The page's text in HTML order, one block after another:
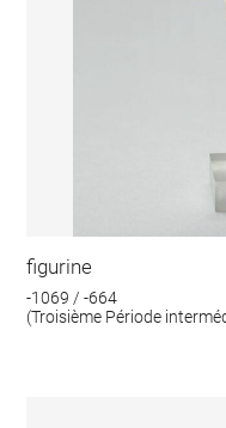
figurine
-1069 / -664
(Troisième Période